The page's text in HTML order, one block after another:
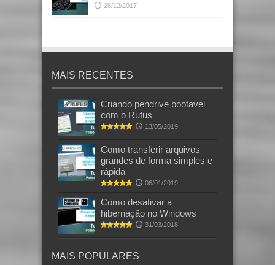
28/12/2017
MAIS RECENTES
Criando pendrive bootavel
com o Rufus
13/05/2019
Como transferir arquivos
grandes de forma simples e
rápida
06/01/2019
Como desativar a
hibernação no Windows
31/03/2018
MAIS POPULARES